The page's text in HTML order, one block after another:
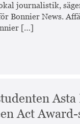
journalistik,
Bonnier News.
[…]
Act